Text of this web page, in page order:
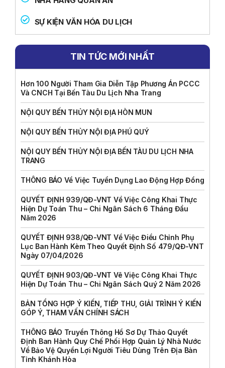
SỰ KIỆN VĂN HÓA DU LỊCH
TIN TỨC MỚI NHẤT
Hơn 100 Người Tham Gia Diễn Tập Phương Án PCCC
Và CNCH Tại Bến Tàu Du Lịch Nha Trang
NỘI QUY BẾN THỦY NỘI ĐỊA HÒN MUN
NỘI QUY BẾN THỦY NỘI ĐỊA PHÚ QUÝ
NỘI QUY BẾN THỦY NỘI ĐỊA BẾN TÀU DU LỊCH NHA
TRANG
THÔNG BÁO Về Việc Tuyển Dụng Lao Động Hợp Đồng
QUYẾT ĐỊNH 939/QĐ-VNT Về Việc Công Khai Thực
Hiện Dự Toán Thu – Chi Ngân Sách 6 Tháng Đầu
Năm 2026
QUYẾT ĐỊNH 938/QĐ-VNT Về Việc Điều Chỉnh Phụ
Lục Ban Hành Kèm Theo Quyết Định Số 479/QĐ-VNT
Ngày 07/04/2026
QUYẾT ĐỊNH 903/QĐ-VNT Vê Việc Công Khai Thực
Hiện Dự Toán Thu – Chi Ngân Sách Quý 2 Năm 2026
BẢN TỔNG HỢP Ý KIẾN, TIẾP THU, GIẢI TRÌNH Ý KIẾN
GÓP Ý, THAM VẤN CHÍNH SÁCH
THÔNG BÁO Truyền Thông Hồ Sơ Dự Thảo Quyết
Định Ban Hành Quy Chế Phối Hợp Quản Lý Nhà Nước
Về Bảo Vệ Quyền Lợi Người Tiêu Dùng Trên Địa Bàn
Tỉnh Khánh Hòa